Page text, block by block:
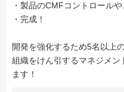
・製品のCMFコントロール
・完成！
開発を強化するため5名以上
組織をけん引するマネジメン
ます！